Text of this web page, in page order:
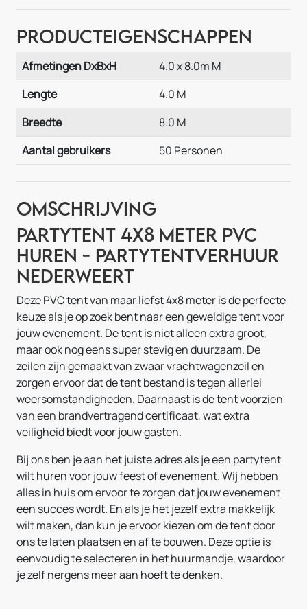
Producteigenschappen
Afmetingen DxBxH
4.0 x 8.0m M
Lengte
4.0 M
Breedte
8.0 M
Aantal gebruikers
50 Personen
Omschrijving
Partytent 4x8 meter PVC
huren - Partytentverhuur
Nederweert
Deze PVC tent van maar liefst 4x8 meter is de perfecte
keuze als je op zoek bent naar een geweldige tent voor
jouw evenement. De tent is niet alleen extra groot,
maar ook nog eens super stevig en duurzaam. De
zeilen zijn gemaakt van zwaar vrachtwagenzeil en
zorgen ervoor dat de tent bestand is tegen allerlei
weersomstandigheden. Daarnaast is de tent voorzien
van een brandvertragend certificaat, wat extra
veiligheid biedt voor jouw gasten.
Bij ons ben je aan het juiste adres als je een partytent
wilt huren voor jouw feest of evenement. Wij hebben
alles in huis om ervoor te zorgen dat jouw evenement
een succes wordt. En als je het jezelf extra makkelijk
wilt maken, dan kun je ervoor kiezen om de tent door
ons te laten plaatsen en af te bouwen. Deze optie is
eenvoudig te selecteren in het huurmandje, waardoor
je zelf nergens meer aan hoeft te denken.